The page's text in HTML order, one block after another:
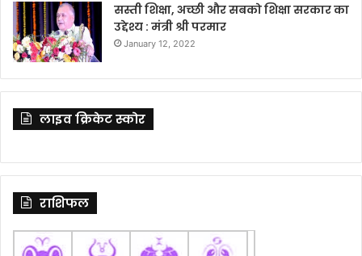
सस्ती शिक्षा, अच्छी और सबको शिक्षा सरकार का
उद्देश्य : मंत्री श्री परमार
January 12, 2022
लाइव क्रिकेट स्कोर
राशिफल